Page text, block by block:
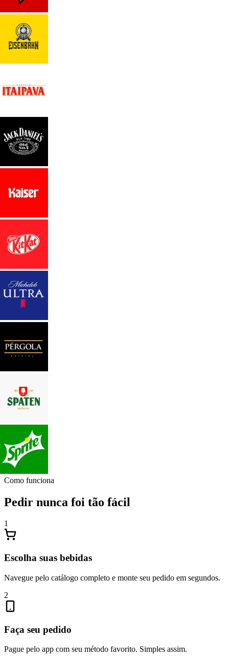
Como funciona
Pedir nunca foi tão fácil
1
Escolha suas bebidas
Navegue pelo catálogo completo e monte seu pedido em segundos.
2
Faça seu pedido
Pague pelo app com seu método favorito. Simples assim.